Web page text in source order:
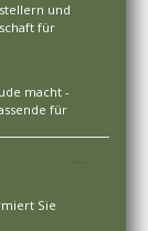
und
für
macht -
für
Sie